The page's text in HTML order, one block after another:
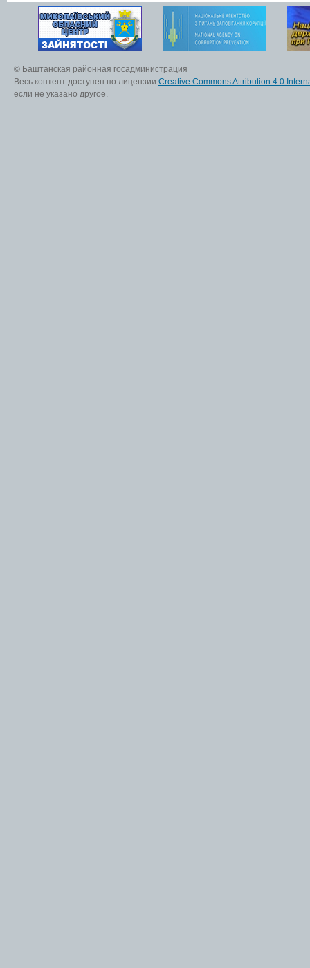
© Баштанская районная госадминистрация
Весь контент доступен по лицензии Creative Commons Attribution 4.0
если не указано другое.